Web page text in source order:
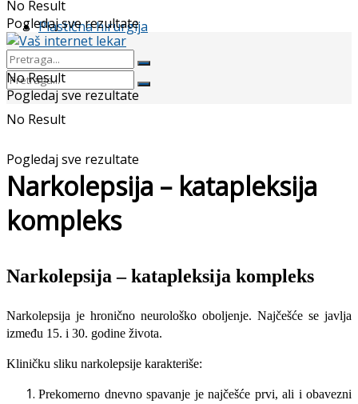
Plastična hirurgija
No Result
Pogledaj sve rezultate
No Result
Pogledaj sve rezultate
No Result
Pogledaj sve rezultate
Narkolepsija – katapleksija
kompleks
Narkolepsija – katapleksija kompleks
Narkolepsija je hronično neurološko oboljenje. Najčešće se javlja
između 15. i 30. godine života.
Kliničku sliku narkolepsije karakteriše:
Prekomerno dnevno spavanje je najčešće prvi, ali i obavezni